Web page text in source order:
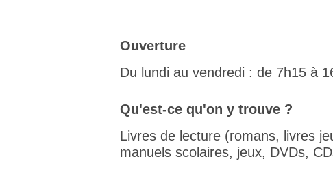
Ouverture
Du lundi au vendredi : de 7h15 à
Qu'est-ce qu'on y trouve ?
Livres de lecture (romans, livres
manuels scolaires, jeux, DVDs,